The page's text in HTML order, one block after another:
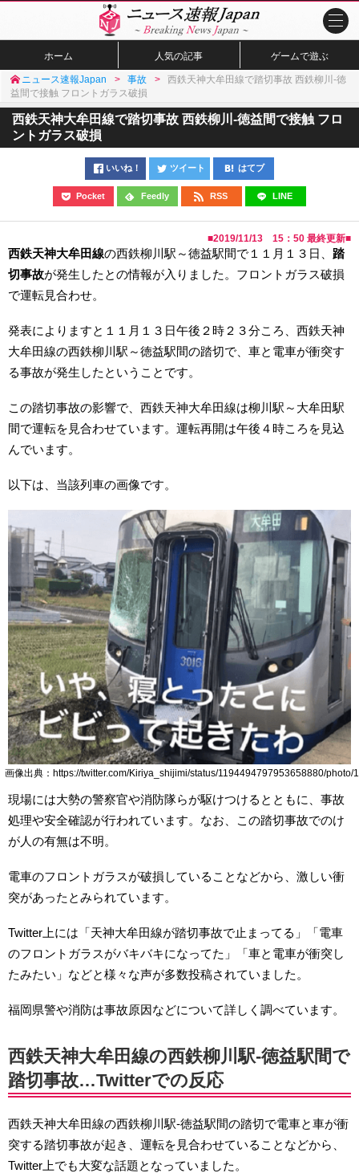
ホーム 人気の記事 ゲームで遊ぶ
ニュース速報Japan 事故
西鉄天神大牟田線で踏切事故 西鉄柳川-徳
益間で接触 フロントガラス破損
西鉄天神大牟田線で踏切事故 西鉄柳川-徳益間で接触 フロ
ントガラス破損
いいね！ ツイート はてブ
Pocket Feedly RSS LINE
■2019/11/13 15：50 最終更新■
西鉄天神大牟田線の西鉄柳川駅～徳益駅間で１１月１３日、 踏
切事故が発生したとの情報が入りました。フロントガラス破損
で運転見合わせ。
発表によりますと１１月１３日午後２時２３分ころ、西鉄天神
大牟田線の西鉄柳川駅～徳益駅間の踏切で、車と電車が衝突す
る事故が発生したということです。
この踏切事故の影響で、西鉄天神大牟田線は柳川駅～大牟田駅
間で運転を見合わせています。運転再開は午後４時ころを見込
んでいます。
以下は、当該列車の画像です。
画像出典：https://twitter.com/Kiriya_shijimi/status/1194494797953658880/photo/1
現場には大勢の警察官や消防隊らが駆けつけるとともに、事故
処理や安全確認が行われています。なお、この踏切事故でのけ
が人の有無は不明。
電車のフロントガラスが破損していることなどから、激しい衝
突があったとみられています。
Twitter上には「天神大牟田線が踏切事故で止まってる」「電車
のフロントガラスがバキバキになってた」「車と電車が衝突し
たみたい」などと様々な声が多数投稿されていました。
福岡県警や消防は事故原因などについて詳しく調べています。
西鉄天神大牟田線の西鉄柳川駅-徳益駅間で
踏切事故…Twitterでの反応
西鉄天神大牟田線の西鉄柳川駅-徳益駅間の踏切で電車と車が衝
突する踏切事故が起き、運転を見合わせていることなどから、
Twitter上でも大変な話題となっていました。